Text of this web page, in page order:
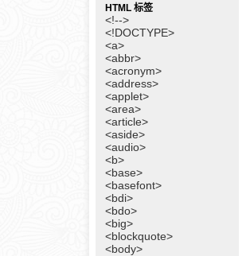
HTML 标签
<!-->
<!DOCTYPE>
<a>
<abbr>
<acronym>
<address>
<applet>
<area>
<article>
<aside>
<audio>
<b>
<base>
<basefont>
<bdi>
<bdo>
<big>
<blockquote>
<body>